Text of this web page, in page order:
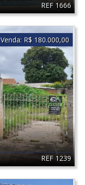
REF 1666
REF 1239
Venda: R$ 180.000,00